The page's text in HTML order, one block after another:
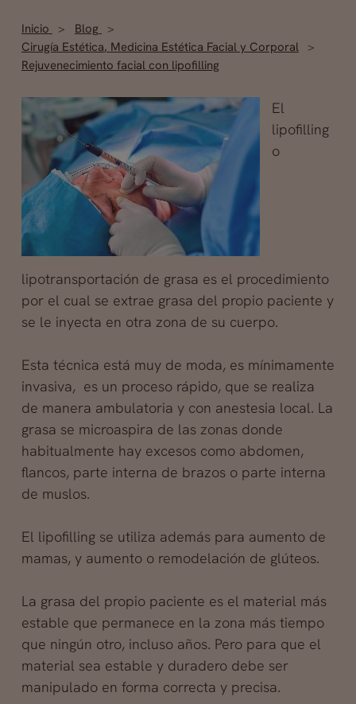
Inicio
Blog
Cirugía Estética, Medicina Estética Facial y Corporal
Rejuvenecimiento facial con lipofilling
El
lipofilling
o
lipotransportación de grasa es el procedimiento
por el cual se extrae grasa del propio paciente y
se le inyecta en otra zona de su cuerpo.
Esta técnica está muy de moda, es mínimamente
invasiva, es un proceso rápido, que se realiza
de manera ambulatoria y con anestesia local. La
grasa se microaspira de las zonas donde
habitualmente hay excesos como abdomen,
flancos, parte interna de brazos o parte interna
de muslos.
El lipofilling se utiliza además para aumento de
mamas, y aumento o remodelación de glúteos.
La grasa del propio paciente es el material más
estable que permanece en la zona más tiempo
que ningún otro, incluso años. Pero para que el
material sea estable y duradero debe ser
manipulado en forma correcta y precisa.